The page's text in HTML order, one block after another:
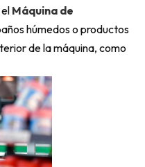
Máquina de
húmedos o productos
de la máquina, como